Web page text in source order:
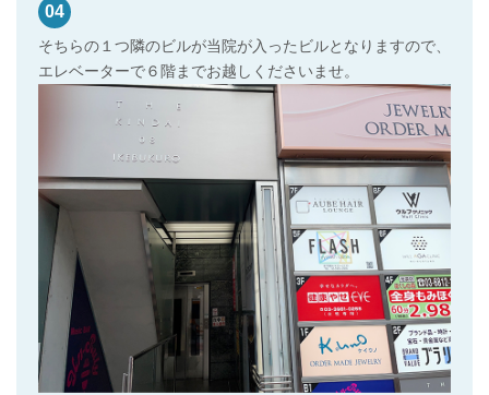
04
そちらの１つ隣のビルが当院が入ったビルとなりますので、
エレベーターで６階までお越しくださいませ。